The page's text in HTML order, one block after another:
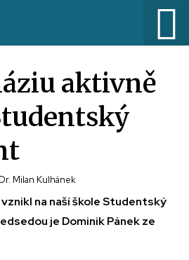
aktivně
Milan Kulhánek
na naší škole Studentský
je Dominik Pánek ze